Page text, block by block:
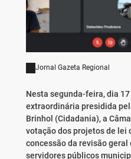
Jornal Gazeta Regional
Nesta segunda-feira, dia
extraordinária presidida
Brinhol (Cidadania), a
votação dos projetos de lei
concessão da revisão geral
servidores públicos